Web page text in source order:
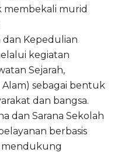
membekali murid
Kepedulian
kegiatan
Sejarah,
sebagai bentuk
dan bangsa.
dan Sarana Sekolah
berbasis